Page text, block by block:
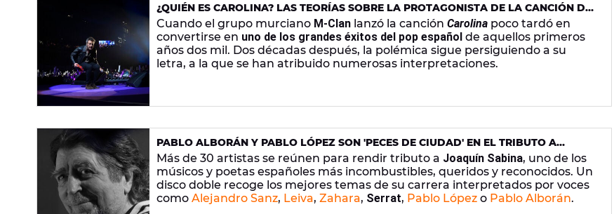
¿QUIÉN ES CAROLINA? LAS TEORÍAS SOBRE LA PROTAGONISTA DE LA CANCIÓN DE
M-CLAN
Cuando el grupo murciano M-Clan lanzó la canción Carolina poco tardó en
convertirse en uno de los grandes éxitos del pop español de aquellos primeros
años dos mil. Dos décadas después, la polémica sigue persiguiendo a su
letra, a la que se han atribuido numerosas interpretaciones.
PABLO ALBORÁN Y PABLO LÓPEZ SON 'PECES DE CIUDAD' EN EL TRIBUTO A
SABINA, CON 25 CANCIONES Y MÁS DE 30 ARTISTAS
Más de 30 artistas se reúnen para rendir tributo a Joaquín Sabina, uno de los
músicos y poetas españoles más incombustibles, queridos y reconocidos. Un
disco doble recoge los mejores temas de su carrera interpretados por voces
como Alejandro Sanz, Leiva, Zahara, Serrat, Pablo López o Pablo Alborán.